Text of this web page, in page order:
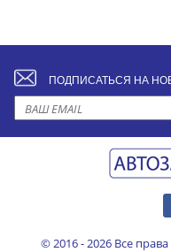
ПОДПИСАТЬСЯ НА
© 2016 - 2026 Все